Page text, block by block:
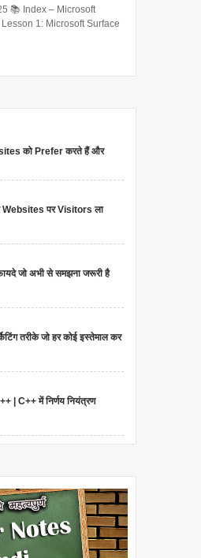
📚 Index – Microsoft
1: Microsoft Surface
को Prefer करते हैं और
पर Visitors ला
जो अभी से समझना जरूरी है
तरीके जो हर कोई इस्तेमाल कर
| C++ में निर्णय नियंत्रण